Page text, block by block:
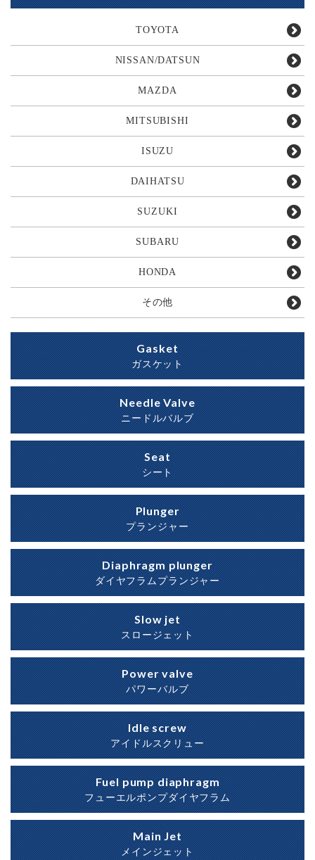
TOYOTA
NISSAN/DATSUN
MAZDA
MITSUBISHI
ISUZU
DAIHATSU
SUZUKI
SUBARU
HONDA
その他
Gasket
ガスケット
Needle Valve
ニードルバルブ
Seat
シート
Plunger
プランジャー
Diaphragm plunger
ダイヤフラムプランジャー
Slow jet
スロージェット
Power valve
パワーバルブ
Idle screw
アイドルスクリュー
Fuel pump diaphragm
フューエルポンプダイヤフラム
Main Jet
メインジェット